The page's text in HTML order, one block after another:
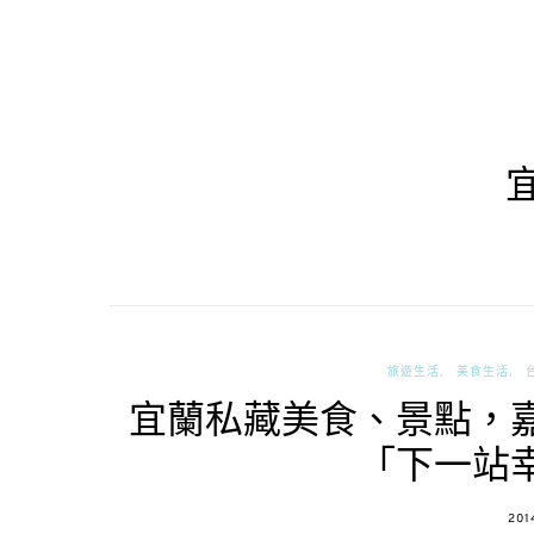
旅遊生活 美食生活
宜蘭私藏美食、景點，
「下一